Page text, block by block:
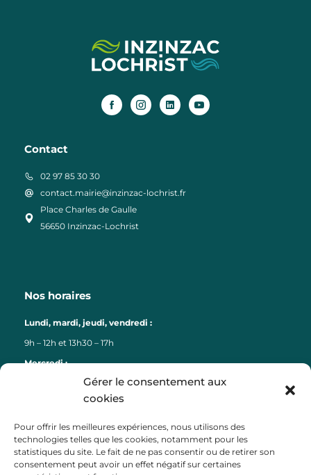
Gérer le consentement aux
cookies
Pour offrir les meilleures expériences, nous utilisons des
technologies telles que les cookies, notamment pour les
statistiques du site. Le fait de ne pas consentir ou de retirer son
consentement peut avoir un effet négatif sur certaines
Contact
02 97 85 30 30
contact.mairie@inzinzac-lochrist.fr
Place Charles de Gaulle
56650 Inzinzac-Lochrist
Nos horaires
Lundi, mardi, jeudi, vendredi :
9h – 12h et 13h30 – 17h
Mercredi :
Liens
Lorient Agglomération
Lorient Bretagne Sud Tourisme